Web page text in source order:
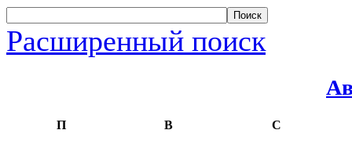
Расширенный поиск
П В С